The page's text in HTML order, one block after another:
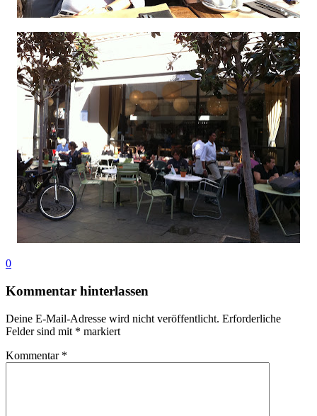
0
Kommentar hinterlassen
Deine E-Mail-Adresse wird nicht veröffentlicht. Erforderliche
Felder sind mit * markiert
Kommentar *